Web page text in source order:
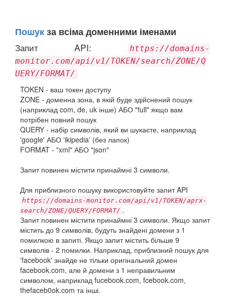
Пошукза всіма доменними іменами
Запит API:
https://domains-
monitor.com/api/v1/TOKEN/search/ZONE/Q
UERY/FORMAT/
TOKEN - ваш токен доступу
ZONE - доменна зона, в якій буде здійснений пошук
(наприклад com, de, uk інше) АБО "full" якщо вам
потрібен повний пошук
QUERY - набір символів, який ви шукаєте, наприклад
'google' АБО 'ikipedia' (без лапок)
FORMAT - "xml" АБО "json"
Запит повинен містити принаймні 3 символи.
Для приблизного пошуку використовуйте запит API
https://domains-monitor.com/api/v1/TOKEN/aprx-
search/ZONE/QUERY/FORMAT/ .
Запит повинен містити принаймні 3 символи. Якщо запит
містить до 9 символів, будуть знайдені домени з 1
помилкою в запиті. Якщо запит містить більше 9
символів - 2 помилки. Наприклад, приблизний пошук для
'facebook' знайде не тільки оригінальний домен
facebook.com, але й домени з 1 неправильним
символом, наприклад fucebook.com, fcebook.com,
thefaceb0ok.com та інші.